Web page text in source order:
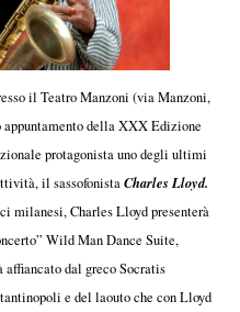
il Teatro Manzoni (via Manzoni,
della XXX Edizione
protagonista uno degli ultimi
il sassofonistaCharles Lloyd.
milanesi, Charles Lloyd presenterà
Wild Man Dance Suite,
affiancato dal greco Socratis
e del laouto che con Lloyd